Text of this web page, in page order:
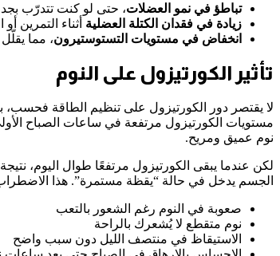
تباطؤ في نمو العضلات، حتى لو كنت تتدرّب
زيادة في فقدان الكتلة العضلية أثناء التمرين أو
انخفاض في مستويات التستوستيرون، مما
تأثير الكورتيزول على النوم
لا يقتصر دور الكورتيزول على تنظيم الطاقة فحسب،
مستويات الكورتيزول مرتفعة في ساعات الصباح
نوم عميق ومريح.
لكن عندما يبقى الكورتيزول مرتفعًا طوال اليوم،
الجسم يدخل في حالة “يقظة مستمرة”. هذا
صعوبة في النوم رغم الشعور بالتعب
نوم متقطع لا يُشعرك بالراحة
الاستيقاظ في منتصف الليل دون سبب واضح